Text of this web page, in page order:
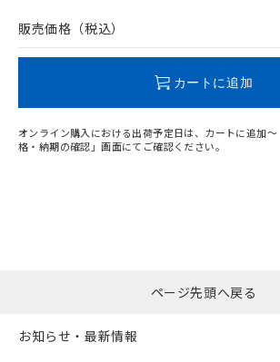
問い合わせください。
販売価格（税込）
カートに追加
オンライン購入における出荷予定日は、カートに追加
格・納期の確認」画面にてご確認ください。
ページ先頭へ戻る
お知らせ・最新情報